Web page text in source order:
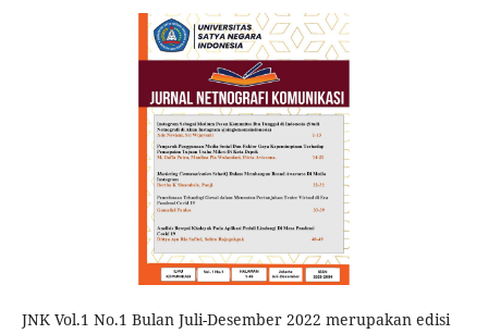
JNK Vol.1 No.1 Bulan Juli-Desember 2022 merupakan edisi